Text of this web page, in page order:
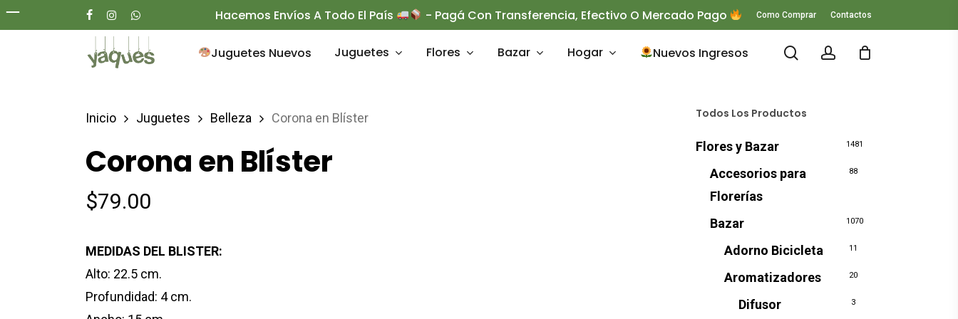
Skip
to
Hacemos Envíos A Todo El País - Pagá Con Transferencia, Efectivo O Mercado Pago Como Comprar Contactos
Presione enter para buscar o ESC para cerrar
Juguetes Nuevos Juguetes Flores Bazar Hogar Nuevos Ingresos searchaccount
Inicio Juguetes Belleza Corona en Blíster
Corona en Blíster
$79.00
MEDIDAS DEL BLISTER:
Alto: 22.5 cm.
Profundidad: 4 cm.
Todos Los Productos
Flores y Bazar 1481
Accesorios para
Florerías
88
Bazar 1070
Adorno Bicicleta 11
Aromatizadores 20
Difusor 3